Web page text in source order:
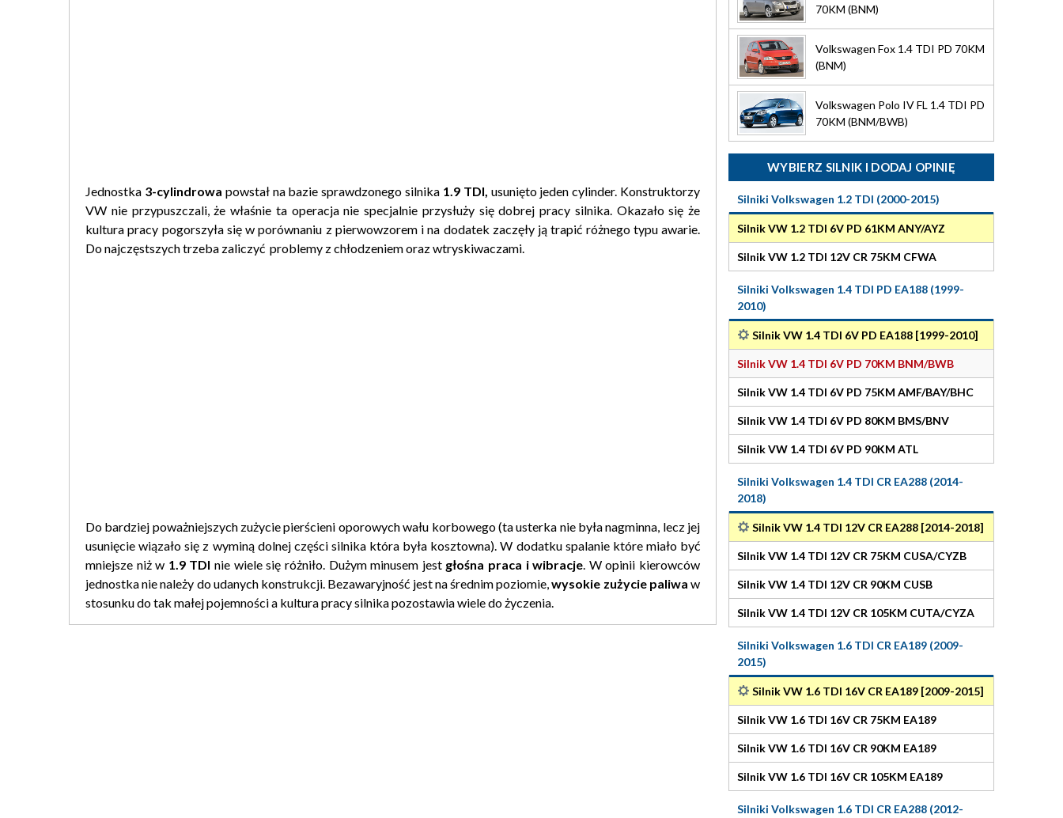
Jednostka 3-cylindrowa powstał na bazie sprawdzonego silnika 1.9 TDI, usunięto jeden cylinder. Konstruktorzy
VW nie przypuszczali, że właśnie ta operacja nie specjalnie przysłuży się dobrej pracy silnika. Okazało się że
kultura pracy pogorszyła się w porównaniu z pierwowzorem i na dodatek zaczęły ją trapić różnego typu awarie.
Do najczęstszych trzeba zaliczyć problemy z chłodzeniem oraz wtryskiwaczami.
Do bardziej poważniejszych zużycie pierścieni oporowych wału korbowego (ta usterka nie była nagminna, lecz jej
usunięcie wiązało się z wyminą dolnej części silnika która była kosztowna). W dodatku spalanie które miało być
mniejsze niż w 1.9 TDI nie wiele się różniło. Dużym minusem jest głośna praca i wibracje. W opinii kierowców
jednostka nie należy do udanych konstrukcji. Bezawaryjność jest na średnim poziomie,wysokie zużycie paliwa w
stosunku do tak małej pojemności a kultura pracy silnika pozostawia wiele do życzenia.
70KM (BNM)
Volkswagen Fox 1.4 TDI PD 70KM
(BNM)
Volkswagen Polo IV FL 1.4 TDI PD
70KM (BNM/BWB)
WYBIERZ SILNIK I DODAJ OPINIĘ
Silniki Volkswagen 1.2 TDI (2000-2015)
Silnik VW 1.2 TDI 6V PD 61KM ANY/AYZ
Silnik VW 1.2 TDI 12V CR 75KM CFWA
Silniki Volkswagen 1.4 TDI PD EA188 (1999-
2010)
Silnik VW 1.4 TDI 6V PD EA188 [1999-2010]
Silnik VW 1.4 TDI 6V PD 70KM BNM/BWB
Silnik VW 1.4 TDI 6V PD 75KM AMF/BAY/BHC
Silnik VW 1.4 TDI 6V PD 80KM BMS/BNV
Silnik VW 1.4 TDI 6V PD 90KM ATL
Silniki Volkswagen 1.4 TDI CR EA288 (2014-
2018)
Silnik VW 1.4 TDI 12V CR EA288 [2014-2018]
Silnik VW 1.4 TDI 12V CR 75KM CUSA/CYZB
Silnik VW 1.4 TDI 12V CR 90KM CUSB
Silnik VW 1.4 TDI 12V CR 105KM CUTA/CYZA
Silniki Volkswagen 1.6 TDI CR EA189 (2009-
2015)
Silnik VW 1.6 TDI 16V CR EA189 [2009-2015]
Silnik VW 1.6 TDI 16V CR 75KM EA189
Silnik VW 1.6 TDI 16V CR 90KM EA189
Silnik VW 1.6 TDI 16V CR 105KM EA189
Silniki Volkswagen 1.6 TDI CR EA288 (2012-